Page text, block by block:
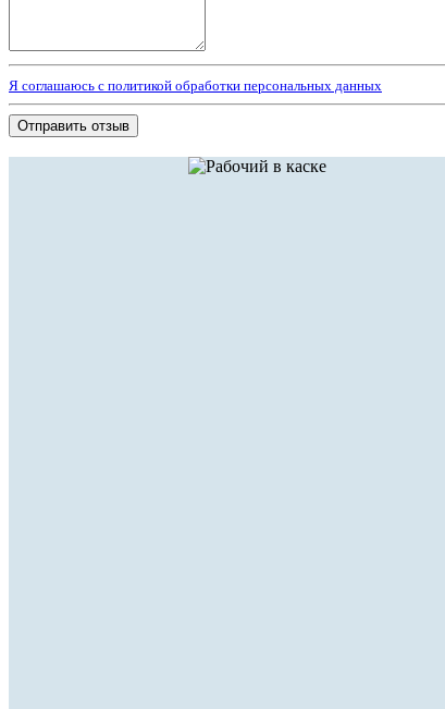
Я соглашаюсь с политикой обработки персональных данных
Отправить отзыв